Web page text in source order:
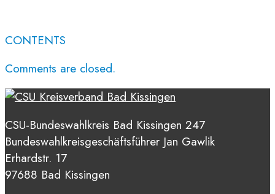
CONTENTS
Comments are closed.
CSU-Bundeswahlkreis Bad Kissingen 247
Bundeswahlkreisgeschäftsführer Jan Gawlik
Erhardstr. 17
97688 Bad Kissingen